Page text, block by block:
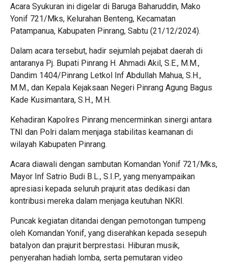
Acara Syukuran ini digelar di Baruga Baharuddin, Mako
Yonif 721/Mks, Kelurahan Benteng, Kecamatan
Patampanua, Kabupaten Pinrang, Sabtu (21/12/2024).
Dalam acara tersebut, hadir sejumlah pejabat daerah di
antaranya Pj. Bupati Pinrang H. Ahmadi Akil, S.E., M.M.,
Dandim 1404/Pinrang Letkol Inf Abdullah Mahua, S.H.,
M.M., dan Kepala Kejaksaan Negeri Pinrang Agung Bagus
Kade Kusimantara, S.H., M.H.
Kehadiran Kapolres Pinrang mencerminkan sinergi antara
TNI dan Polri dalam menjaga stabilitas keamanan di
wilayah Kabupaten Pinrang.
Acara diawali dengan sambutan Komandan Yonif 721/Mks,
Mayor Inf Satrio Budi B.L., S.I.P., yang menyampaikan
apresiasi kepada seluruh prajurit atas dedikasi dan
kontribusi mereka dalam menjaga keutuhan NKRI.
Puncak kegiatan ditandai dengan pemotongan tumpeng
oleh Komandan Yonif, yang diserahkan kepada sesepuh
batalyon dan prajurit berprestasi. Hiburan musik,
penyerahan hadiah lomba, serta pemutaran video